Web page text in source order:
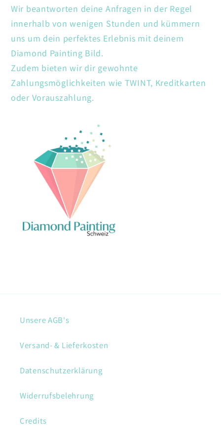
Wir beantworten deine Anfragen in der Regel
innerhalb von wenigen Stunden und kümmern
uns um dein perfektes Erlebnis mit deinem
Diamond Painting Bild.
Zudem bieten wir dir gewohnte
Zahlungsmöglichkeiten wie TWINT, Kreditkarten
oder Vorauszahlung.
Unsere AGB's
Versand- & Lieferkosten
Datenschutzerklärung
Widerrufsbelehrung
Credits